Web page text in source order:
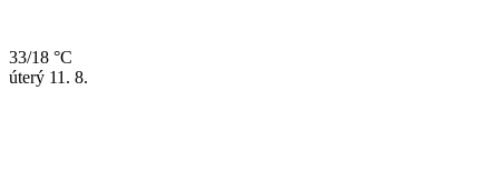
33/18 °C
úterý 11. 8.